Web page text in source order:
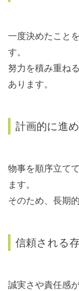
一度決めたこと
す。
努力を積み重ね
あります。
計画的に進
物事を順序立て
ます。
そのため、長期
信頼される
誠実さや責任感